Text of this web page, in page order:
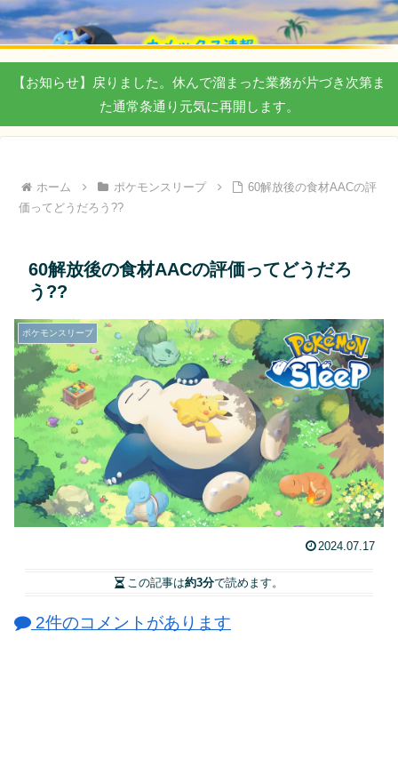
【お知らせ】戻りました。休んで溜まった業務が片づき次第ま
た通常条通り元気に再開します。
ホーム ポケモンスリープ
60解放後の食材AACの評
価ってどうだろう??
60解放後の食材AACの評価ってどうだろ
う??
ポケモンスリープ
2024.07.17
この記事は約3分で読めます。
2件のコメントがあります